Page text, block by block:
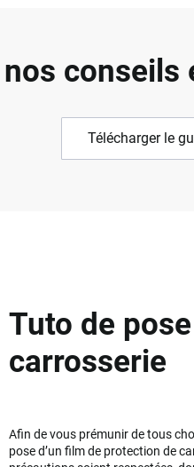
Télécharger le
Tuto de
carrosserie
Afin de vous prémunir de tous
pose d’un film de protection de